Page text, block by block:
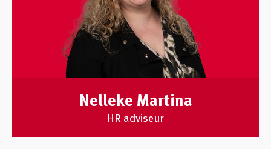
Nelleke Martina
HR adviseur